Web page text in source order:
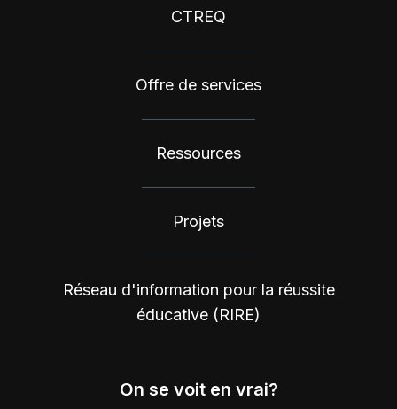
CTREQ
Offre de services
Ressources
Projets
Réseau d'information pour la réussite
éducative (RIRE)
On se voit en vrai?